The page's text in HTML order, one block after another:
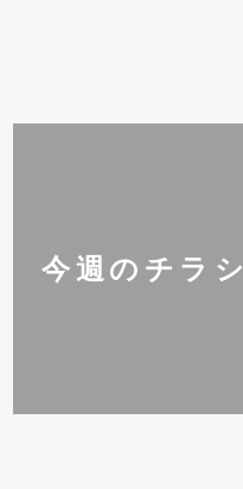
今週のチラシ